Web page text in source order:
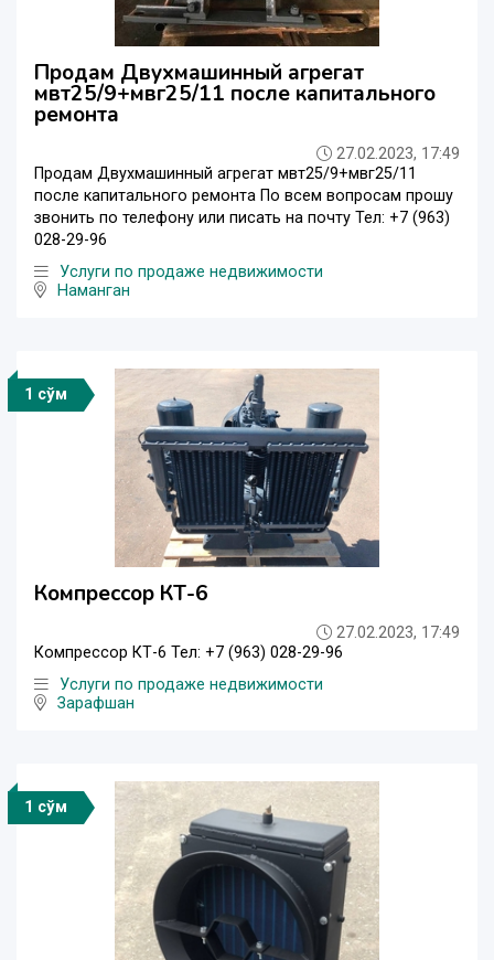
Продам Двухмашинный агрегат
мвт25/9+мвг25/11 после капитального
ремонта
27.02.2023, 17:49
Продам Двухмашинный агрегат мвт25/9+мвг25/11
после капитального ремонта По всем вопросам прошу
звонить по телефону или писать на почту Тел: +7 (963)
028-29-96
Услуги по продаже недвижимости
Наманган
1 сўм
Компрессор КТ-6
27.02.2023, 17:49
Компрессор КТ-6 Тел: +7 (963) 028-29-96
Услуги по продаже недвижимости
Зарафшан
1 сўм